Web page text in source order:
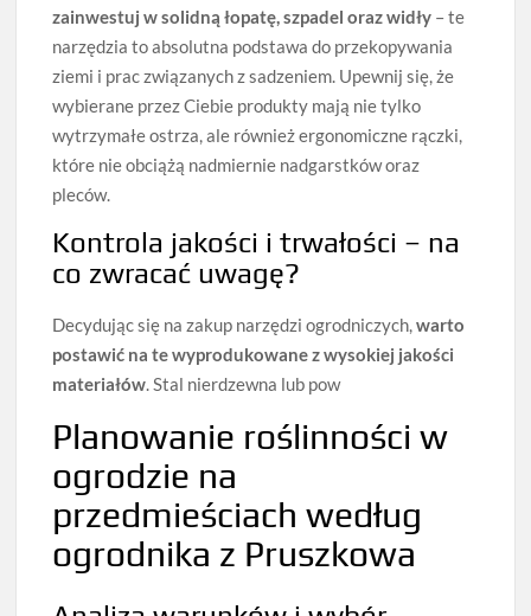
zainwestuj w solidną łopatę, szpadel oraz widły – te
narzędzia to absolutna podstawa do przekopywania
ziemi i prac związanych z sadzeniem. Upewnij się, że
wybierane przez Ciebie produkty mają nie tylko
wytrzymałe ostrza, ale również ergonomiczne rączki,
które nie obciążą nadmiernie nadgarstków oraz
pleców.
Kontrola jakości i trwałości – na
co zwracać uwagę?
Decydując się na zakup narzędzi ogrodniczych,warto
postawić na te wyprodukowane z wysokiej jakości
materiałów. Stal nierdzewna lub pow
Planowanie roślinności w
ogrodzie na
przedmieściach według
ogrodnika z Pruszkowa